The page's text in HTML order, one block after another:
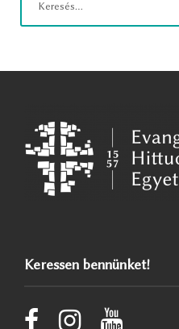
Keressen bennünket!